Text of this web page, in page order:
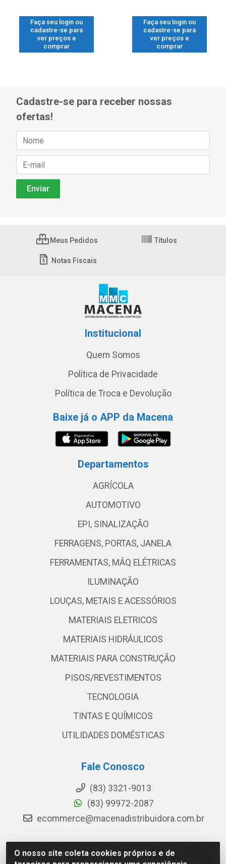
Faça seu login ou
cadastre-se para
ver preços e
comprar
Faça seu login ou
cadastre-se para
ver preços e
comprar
O nosso site coleta cookies próprios e de
Cadastre-se para receber nossas
ofertas!
Meus Pedidos Títulos
Notas Fiscais
Institucional
Quem Somos
Política de Privacidade
Política de Troca e Devolução
Baixe já o APP da Macena
Departamentos
AGRÍCOLA
AUTOMOTIVO
EPI, SINALIZAÇÃO
FERRAGENS, PORTAS, JANELA
FERRAMENTAS, MÁQ ELÉTRICAS
ILUMINAÇÃO
LOUÇAS, METAIS E ACESSÓRIOS
MATERIAIS ELETRICOS
MATERIAIS HIDRÁULICOS
MATERIAIS PARA CONSTRUÇÃO
PISOS/REVESTIMENTOS
TECNOLOGIA
TINTAS E QUÍMICOS
UTILIDADES DOMÉSTICAS
Fale Conosco
(83) 3321-9013
(83) 99972-2087
ecommerce@macenadistribuidora.com.br
Macena - Rua João Suassuna, 369 - Centro, Campina